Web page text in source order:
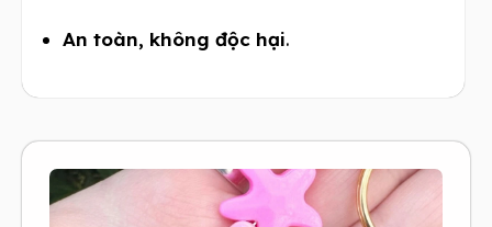
An toàn, không độc hại.